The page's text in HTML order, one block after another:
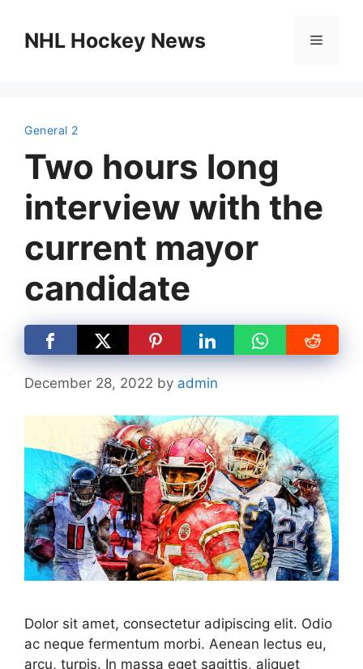
contentNHL Hockey News Menu
General 2
Two hours long
interview with the
current mayor
candidate
December 28, 2022 by admin
Dolor sit amet, consectetur adipiscing elit. Odio
ac neque fermentum morbi. Aenean lectus eu,
arcu, turpis. In massa eget sagittis, aliquet